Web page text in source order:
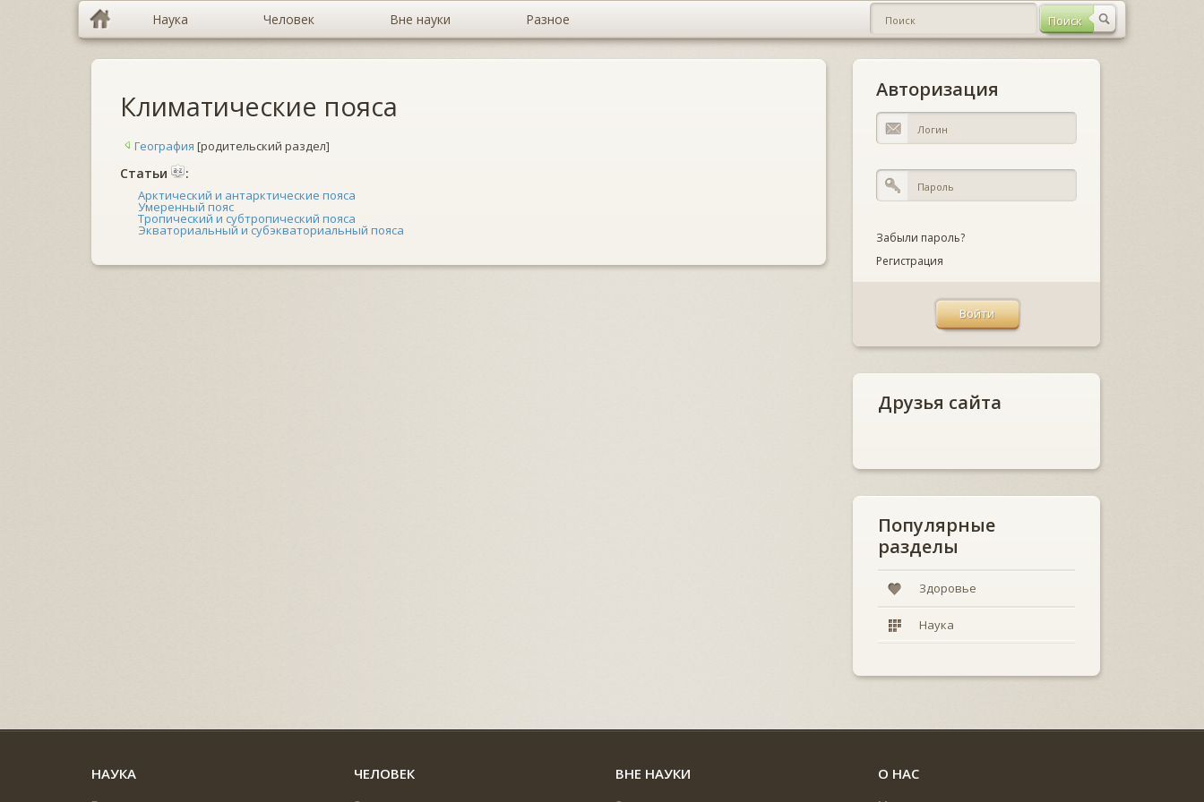
Наука Человек Вне науки Разное
Климатические пояса
География [родительский раздел]
Cтатьи :
Арктический и антарктические пояса
Умеренный пояс
Тропический и субтропический пояса
Экваториальный и субэкваториальный пояса
Авторизация
Забыли пароль?
Регистрация
Друзья сайта
Популярные
разделы
Здоровье
Наука
НАУКА ЧЕЛОВЕК ВНЕ НАУКИ О НАС